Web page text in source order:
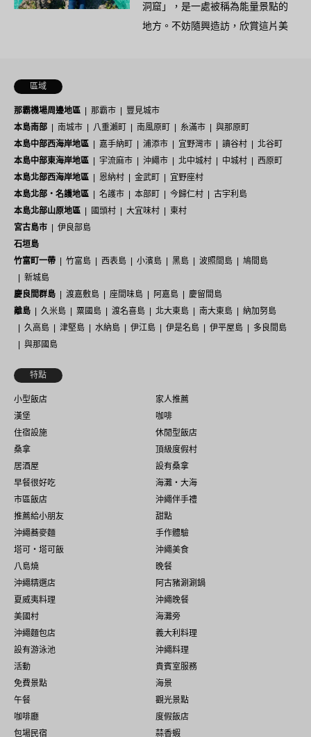
洞窟」，是一處被稱為能量景點的
地方。不妨隨興造訪，欣賞這片美
區域
那霸機場周邊地區 那霸市
豐見城市
本島南部
南城市 八重瀨町 南風原町 糸滿市
與那原町
本島中部西海岸地區
嘉手納町 浦添市 宜野灣市 讀谷村
北谷町
本島中部東海岸地區
宇流麻市 沖繩市 北中城村 中城村
西原町
本島北部西海岸地區
恩納村 金武町
宜野座村
本島北部・名護地區
名護市 本部町 今歸仁村
古宇利島
本島北部山原地區
國頭村 大宜味村
東村
宮古島市
伊良部島
石垣島
竹富町一帶
竹富島 西表島 小濱島 黑島 波照間島
鳩間島
新城島
慶良間群島
渡嘉敷島 座間味島 阿嘉島
慶留間島
離島
久米島 粟國島 渡名喜島 北大東島 南大東島
納加努島
久高島
津堅島 水納島 伊江島 伊是名島 伊平屋島
多良間島
與那國島
特點
小型飯店
家人推薦
漢堡
咖啡
住宿設施
休閒型飯店
桑拿
頂級度假村
居酒屋
設有桑拿
早餐很好吃
海灘・大海
市區飯店
沖繩伴手禮
推薦給小朋友
甜點
沖繩蕎麥麵
手作體驗
塔可・塔可飯
沖繩美食
八島燒
晚餐
沖繩精選店
阿古豬涮涮鍋
夏威夷料理
沖繩晚餐
美國村
海灘旁
沖繩麵包店
義大利料理
設有游泳池
沖繩料理
活動
貴賓室服務
免費景點
海景
午餐
觀光景點
咖啡廳
度假飯店
包場民宿
蒜香蝦